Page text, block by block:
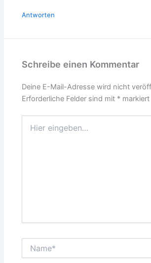
Antworten
Schreibe einen Kommentar
Deine E-Mail-Adresse wird nicht
Erforderliche Felder sind mit * markiert
eingeben…